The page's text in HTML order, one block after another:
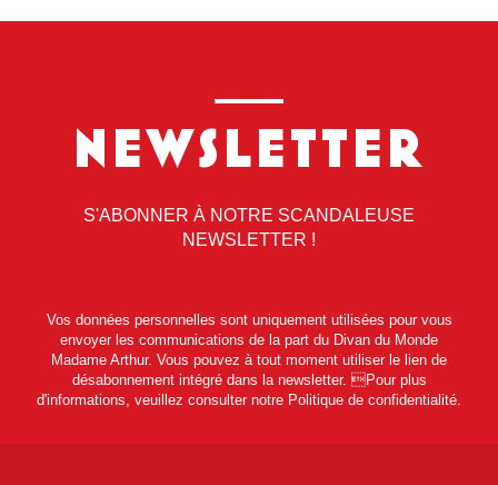
NEWSLETTER
S'ABONNER À NOTRE SCANDALEUSE
NEWSLETTER !
Vos données personnelles sont uniquement utilisées pour vous
envoyer les communications de la part du Divan du Monde
Madame Arthur. Vous pouvez à tout moment utiliser le lien de
désabonnement intégré dans la newsletter. Pour plus
d'informations, veuillez consulter notre Politique de confidentialité.